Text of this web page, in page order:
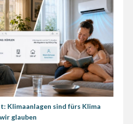
Klimaanlagen sind fürs Klima
glauben